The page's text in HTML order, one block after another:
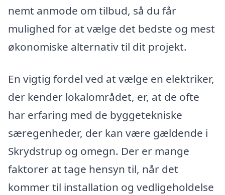
nemt anmode om tilbud, så du får
mulighed for at vælge det bedste og mest
økonomiske alternativ til dit projekt.
En vigtig fordel ved at vælge en elektriker,
der kender lokalområdet, er, at de ofte
har erfaring med de byggetekniske
særegenheder, der kan være gældende i
Skrydstrup og omegn. Der er mange
faktorer at tage hensyn til, når det
kommer til installation og vedligeholdelse